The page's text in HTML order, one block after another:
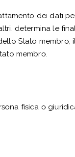
dei dati
determina le
Stato
membro.
fisica o